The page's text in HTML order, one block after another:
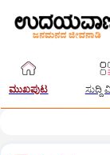
ಮುಖಪುಟ ಸುದ್ದಿ